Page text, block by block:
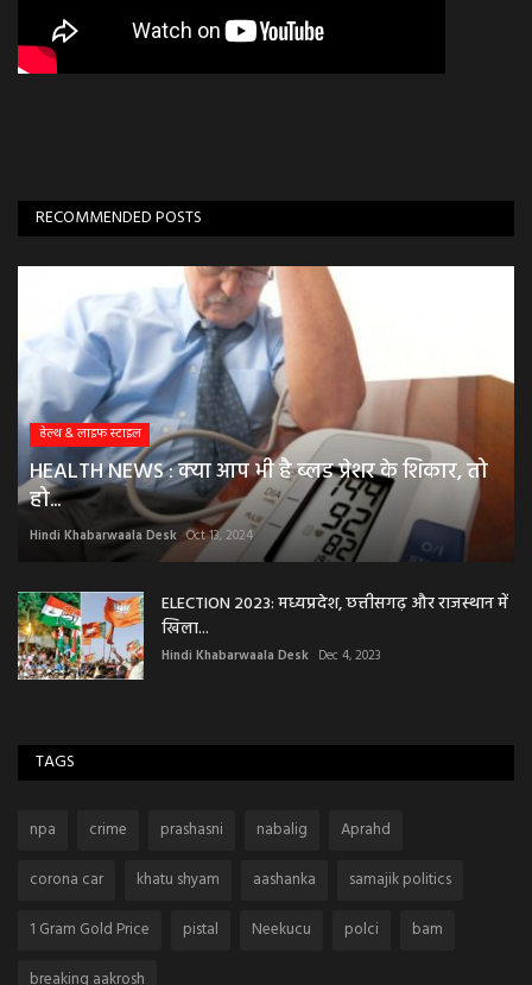
RECOMMENDED POSTS
हेल्थ & लाइफ स्टाइल
HEALTH NEWS : क्या आप भी है ब्लड प्रेशर के शिकार, तो
हो...
Hindi Khabarwaala Desk Oct 13, 2024
ELECTION 2023: मध्यप्रदेश, छत्तीसगढ़ और राजस्थान में
खिला...
Hindi Khabarwaala Desk Dec 4, 2023
TAGS
npa crime prashasni nabalig
Aprahd
corona car
khatu shyam aashanka
samajik politics
1 Gram Gold Price
pistal Neekucu polci
bam
breaking aakrosh